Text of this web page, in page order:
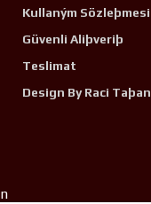
Kullaným Sözleþmesi
Güvenli Aliþveriþ
Teslimat
Design By Raci Taþan
n